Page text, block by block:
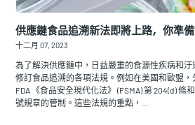
供應鏈食品追溯新法即將上路，你準
十二月 07, 2023
為了解決供應鏈中，日益嚴重的食源性疾病和
修訂食品追溯的各項法規。例如在美國和歐盟
FDA 《食品安全現代化法》 (FSMA) 第 204(d) 條
號規章的管制。這些法規的重點，…